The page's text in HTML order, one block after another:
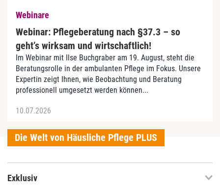
Webinare
Webinar: Pflegeberatung nach §37.3 – so
geht’s wirksam und wirtschaftlich!
Im Webinar mit Ilse Buchgraber am 19. August, steht die
Beratungsrolle in der ambulanten Pflege im Fokus. Unsere
Expertin zeigt Ihnen, wie Beobachtung und Beratung
professionell umgesetzt werden können...
10.07.2026
Die Welt von Häusliche Pflege PLUS
Exklusiv